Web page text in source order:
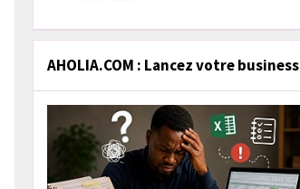
AHOLIA.COM : Lancez votre business